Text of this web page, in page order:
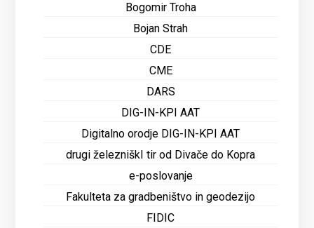
Bogomir Troha
Bojan Strah
CDE
CME
DARS
DIG-IN-KPI AAT
Digitalno orodje DIG-IN-KPI AAT
drugi železniškI tir od Divače do Kopra
e-poslovanje
Fakulteta za gradbeništvo in geodezijo
FIDIC